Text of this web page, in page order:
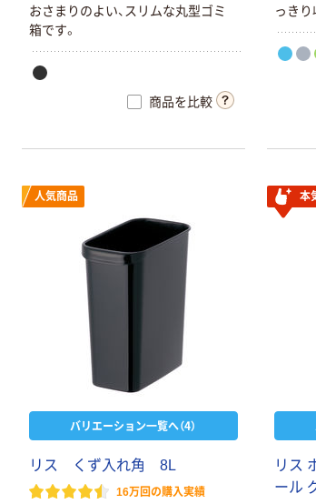
おさ ま り のよい、 ス リ ムな丸型ゴミ
箱です。
商品を比較
っ き り
人気商品
バリエーション一覧へ（4）
リ ス く ず 入 れ角 8L
16万回の購入実績
本
リ ス
ール